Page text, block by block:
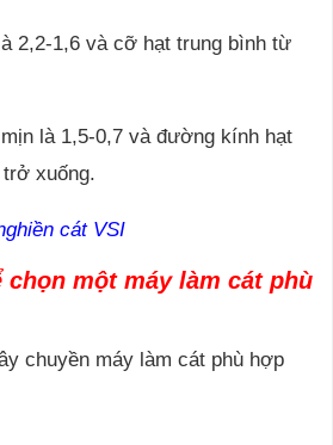
2,2-1,6 và cỡ hạt trung bình từ
là 1,5-0,7 và đường kính hạt
xuống.
cát VSI
chọn một máy làm cát phù
chuyền máy làm cát phù hợp